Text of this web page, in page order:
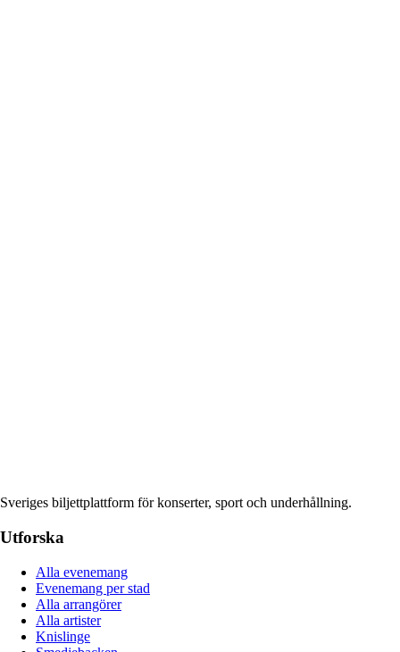
Sveriges biljettplattform för konserter, sport och underhållning.
Utforska
Alla evenemang
Evenemang per stad
Alla arrangörer
Alla artister
Knislinge